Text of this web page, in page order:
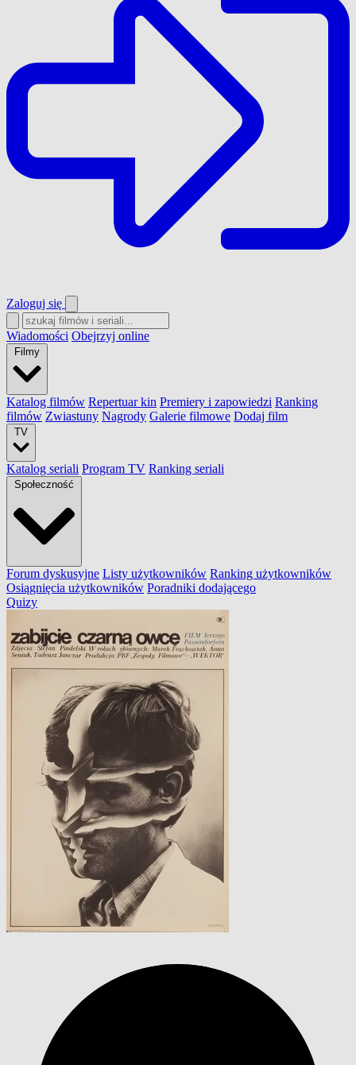
Zaloguj się
Wiadomości Obejrzyj online
Filmy
Katalog filmów Repertuar kin Premiery i zapowiedzi Ranking
filmów Zwiastuny Nagrody Galerie filmowe Dodaj film
TV
Katalog seriali Program TV Ranking seriali
Społeczność
Forum dyskusyjne Listy użytkowników Ranking użytkowników
Osiągnięcia użytkowników Poradniki dodającego
Quizy